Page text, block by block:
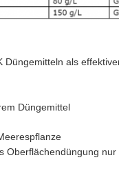
Düngemitteln als
Düngemittel